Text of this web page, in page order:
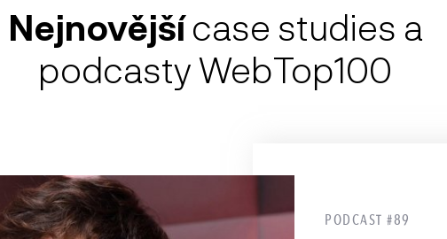
Nejnovějšícase studies a
podcasty WebTop100
PODCAST #89